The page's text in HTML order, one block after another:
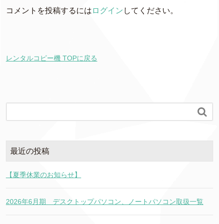
コメントを投稿するには ログイン してください。
レンタルコピー機 TOPに戻る

最近の投稿
【夏季休業のお知らせ】
2026年6月期 デスクトップパソコン、ノートパソコン取扱一覧